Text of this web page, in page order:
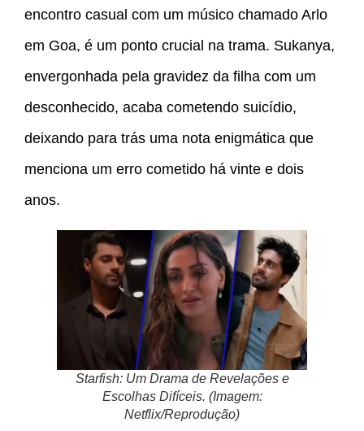
encontro casual com um músico chamado Arlo
em Goa, é um ponto crucial na trama. Sukanya,
envergonhada pela gravidez da filha com um
desconhecido, acaba cometendo suicídio,
deixando para trás uma nota enigmática que
menciona um erro cometido há vinte e dois
anos.
Starfish: Um Drama de Revelações e
Escolhas Difíceis. (Imagem:
Netflix/Reprodução)